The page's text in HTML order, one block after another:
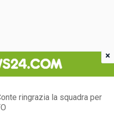
ringrazia la squadra per
×